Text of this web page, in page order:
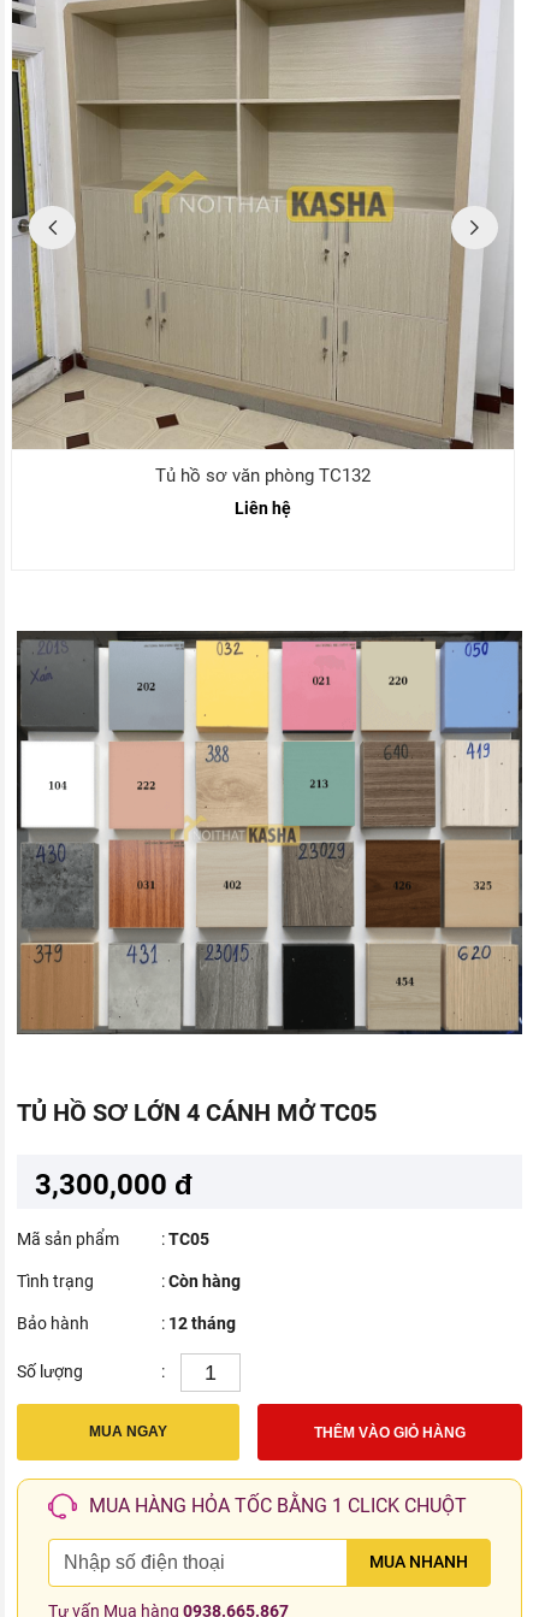
Tủ hồ sơ văn phòng TC132
Liên hệ
TỦ HỒ SƠ LỚN 4 CÁNH MỞ TC05
3,300,000 đ
Mã sản phẩm :TC05
Tình trạng :Còn hàng
Bảo hành : 12 tháng
Số lượng :
MUA NGAY THÊM VÀO GIỎ HÀNG
MUA HÀNG HỎA TỐC BẰNG 1 CLICK CHUỘT
MUA NHANH
Tư vấn Mua hàng0938.665.867